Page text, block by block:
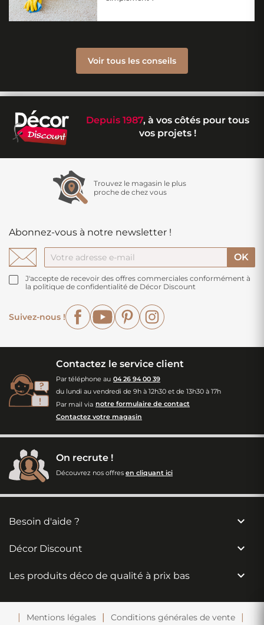
Voir tous les conseils
Depuis 1987, à vos côtés pour tous
vos projets !
Trouvez le magasin le plus
proche de chez vous
Abonnez-vous à notre newsletter !
J'accepte de recevoir des offres commerciales conformément à
la politique de confidentialité de Décor Discount
Suivez-nous !
FacebookYouTubePinterest
Contactez le service client
Par téléphone au 04 26 94 00 39
du lundi au vendredi de 9h à 12h30 et de 13h30 à 17h
Par mail via notre formulaire de contact
Contactez votre magasin
On recrute !
Découvrez nos offres en cliquant ici
Besoin d'aide ? 
Décor Discount 
Les produits déco de qualité à prix bas 
Mentions légales Conditions générales de vente